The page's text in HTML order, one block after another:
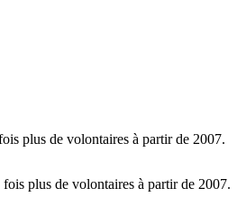
plus de volontaires à partir de 2007.
plus de volontaires à partir de 2007.